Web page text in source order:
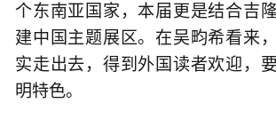
个东南亚国家，本届更是结合吉
建中国主题展区。在吴畇希看来
实走出去，得到外国读者欢迎，
明特色。